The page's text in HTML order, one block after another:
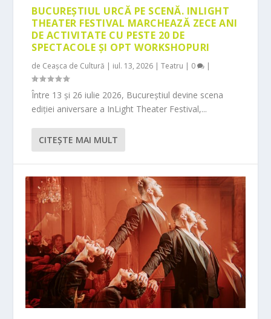
BUCUREȘTIUL URCĂ PE SCENĂ. INLIGHT
THEATER FESTIVAL MARCHEAZĂ ZECE ANI
DE ACTIVITATE CU PESTE 20 DE
SPECTACOLE ȘI OPT WORKSHOPURI
de Ceașca de Cultură | iul. 13, 2026 |Teatru | 0 |
Între 13 și 26 iulie 2026, Bucureștiul devine scena
ediției aniversare a InLight Theater Festival,...
CITEŞTE MAI MULT